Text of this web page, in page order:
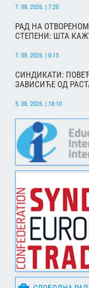
7. 08. 2026. | 7:20
РАД НА
СТЕПЕНИ: ШТА
7. 08. 2026. | 0:15
СИНДИКАТИ:
ЗАВИСИЋЕ ОД
5. 08. 2026. | 18:10